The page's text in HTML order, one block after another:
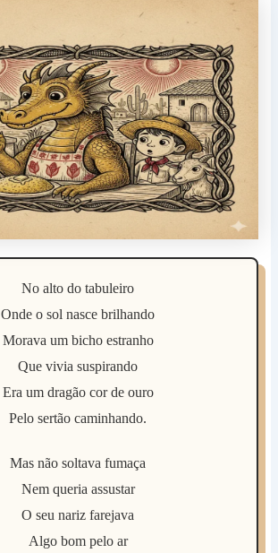
No alto do tabuleiro
Onde o sol nasce brilhando
Morava um bicho estranho
Que vivia suspirando
Era um dragão cor de ouro
Pelo sertão caminhando.
Mas não soltava fumaça
Nem queria assustar
O seu nariz farejava
Algo bom pelo ar